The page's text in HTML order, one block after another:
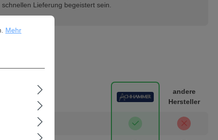
Lieferung begeistert sein.
andere
Hersteller
Informationen ...
Mehr